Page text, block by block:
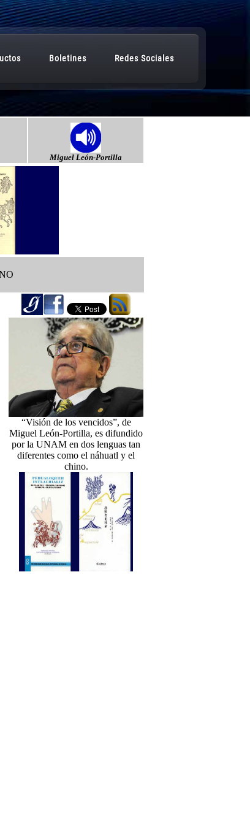
Miguel León-Portilla
“Visión de los vencidos”, de
Miguel León-Portilla, es difundido
por la UNAM en dos lenguas tan
diferentes como el náhuatl y el
chino.